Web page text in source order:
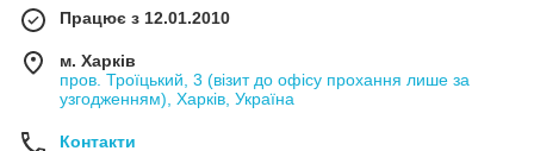
Працює з 12.01.2010
м. Харків
пров. Троїцький, 3 (візит до офісу прохання лише за
узгодженням), Харків, Україна
Контакти